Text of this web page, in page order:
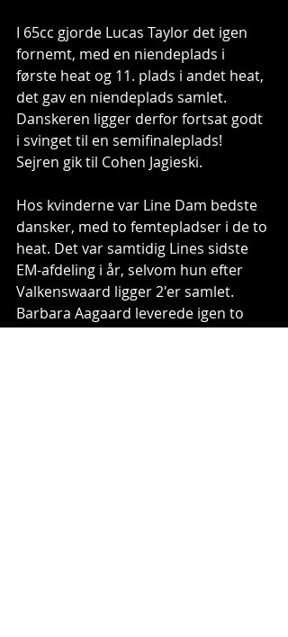
I 65cc gjorde Lucas Taylor det igen
fornemt, med en niendeplads i
første heat og 11. plads i andet heat,
det gav en niendeplads samlet.
Danskeren ligger derfor fortsat godt
i svinget til en semifinaleplads!
Sejren gik til Cohen Jagieski.
Hos kvinderne var Line Dam bedste
dansker, med to femtepladser i de to
heat. Det var samtidig Lines sidste
EM-afdeling i år, selvom hun efter
Valkenswaard ligger 2'er samlet.
Barbara Aagaard leverede igen to